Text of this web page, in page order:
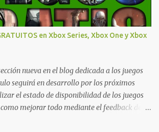
elementos de la interfaz, incluyendo las
de granadas y el resaltado de objetos
de desactivar automáticamente los sonidos
interfaz está oculta. También se añaden los
Ghost" , que permiten activar la recarga
de armas ...
en Xbox Series, Xbox One y Xbox
nueva en el blog dedicada a los juegos
seguirá en desarrollo por los próximos
el estado de disponibilidad de los juegos
mejorar todo mediante el feedback de